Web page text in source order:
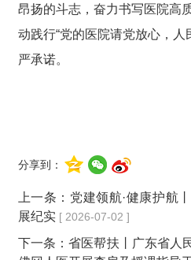
昂扬的斗志，奋力书写医院高
动践行“党的医院请党放心，人
严承诺。
分享到：
上一条： 党建领航·健康护航
展纪实 [ 2026-07-02 ]
下一条：省医帮扶丨广东省人